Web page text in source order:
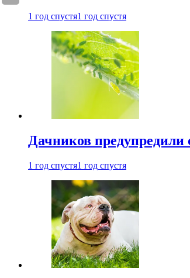
1 год спустя1 год спустя
Дачников
1 год спустя1 год спустя